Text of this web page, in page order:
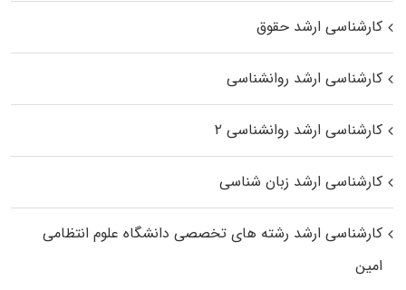
کارشناسی ارشد حقوق
کارشناسی ارشد روانشناسی
کارشناسی ارشد روانشناسی ۲
کارشناسی ارشد زبان شناسی
کارشناسی ارشد رﺷﺘﻪ ﻫﺎی تخصصی داﻧﺸﮕﺎه ﻋﻠﻮم انتظامی
اﻣﻴﻦ